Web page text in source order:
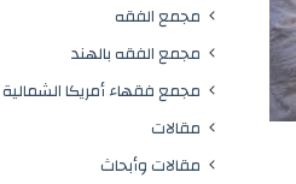
مجمع الفقه
مجمع الفقه بالهند
مجمع فقهاء أمريكا الشمالية
مقالات
مقالات وأبحاث